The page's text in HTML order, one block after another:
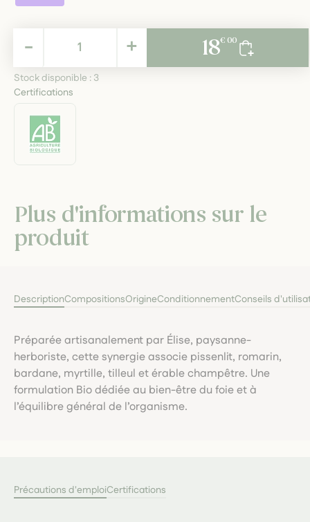
18,00 € TTC+
- 18€ 00
Stock disponible : 3
Certifications
Plus d'informations sur le
produit
DescriptionCompositionsOrigineConditionnementConseils
Préparée artisanalement par Élise, paysanne-
herboriste, cette synergie associe pissenlit, romarin,
bardane, myrtille, tilleul et érable champêtre. Une
formulation Bio dédiée au bien-être du foie et à
l’équilibre général de l’organisme.
Précautions d'emploiCertifications